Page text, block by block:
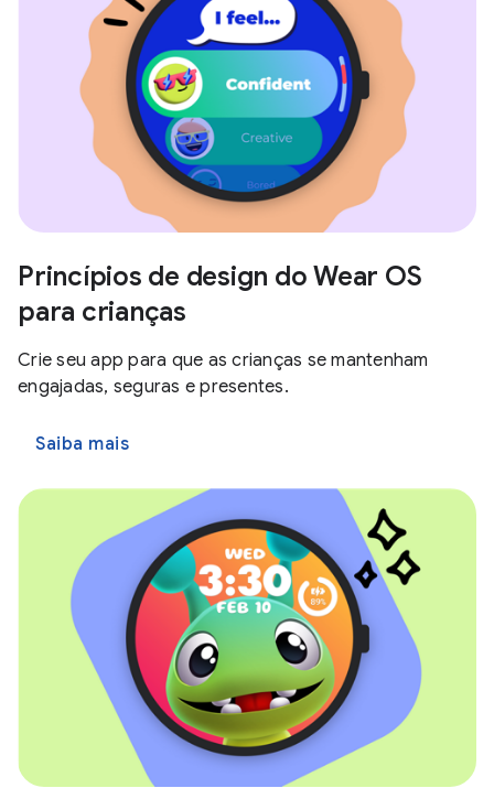
Princípios de design do Wear OS
para crianças
Crie seu app para que as crianças se mantenham
engajadas, seguras e presentes.
Saiba mais